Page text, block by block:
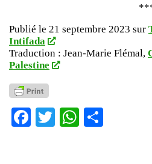
Publié le 21 septembre 2023 sur
Intifada
Traduction : Jean-Marie Flémal,
Palestine
Facebook
TwitterWhatsApp